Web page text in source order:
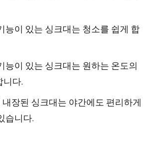
능이 있는 싱크대는 청소를 쉽게 합
능이 있는 싱크대는 원하는 온도의
니다.
내장된 싱크대는 야간에도 편리하게
습니다.